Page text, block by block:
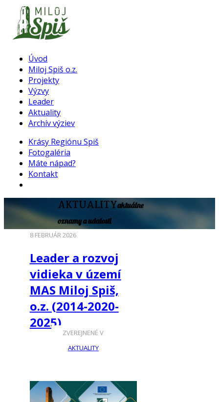
Úvod
Miloj Spiš o.z.
Projekty
Výzvy
Leader
Aktuality
Archív výziev
Krásy Regiónu Spiš
Fotogaléria
Máte nápad?
Kontakt
AKTUALITYaktuálne
oznamy a udalosti
8 FEBRUÁR 2026
Leader a rozvoj
vidieka v území
MAS Miloj Spiš,
o.z. (2014-2020-
2025)
ZVEREJNENÉ V
AKTUALITY